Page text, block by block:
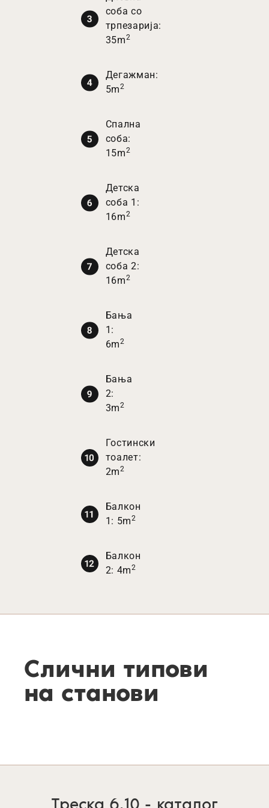
соба со
трпезарија:
35m2
Дегажман:
5m2
Спална
соба:
15m2
Детска
соба 1:
16m2
Детска
соба 2:
16m2
Бања
1:
6m2
Бања
2:
3m2
Гостински
тоалет:
2m2
Балкон
1: 5m2
Балкон
2: 4m2
Слични типови
на станови